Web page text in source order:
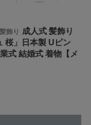
飾り
成人式 髪飾り
桜」日本製 Uピン
式 結婚式 着物【メ